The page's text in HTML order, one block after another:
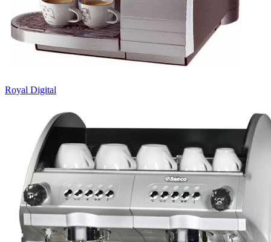
Royal Digital